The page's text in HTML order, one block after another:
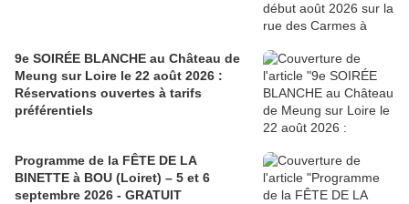
9e SOIRÉE BLANCHE au Château de
Meung sur Loire le 22 août 2026 :
Réservations ouvertes à tarifs
préférentiels
Programme de la FÊTE DE LA
BINETTE à BOU (Loiret) – 5 et 6
septembre 2026 - GRATUIT